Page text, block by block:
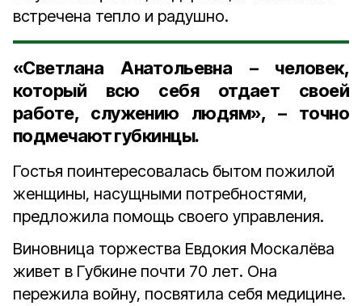
встречена тепло и радушно.
«Светлана Анатольевна – человек,
который всю себя отдает своей
работе, служению людям», – точно
подмечают губкинцы.
Гостья поинтересовалась бытом пожилой
женщины, насущными потребностями,
предложила помощь своего управления.
Виновница торжества Евдокия Москалёва
живет в Губкине почти 70 лет. Она
пережила войну, посвятила себя медицине.